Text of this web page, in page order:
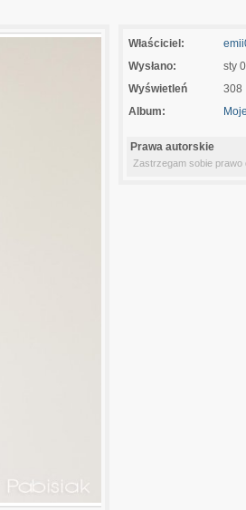
Właściciel:
Wysłano:
sty
Wyświetleń
308
Album:
Prawa autorskie
Zastrzegam sobie prawo